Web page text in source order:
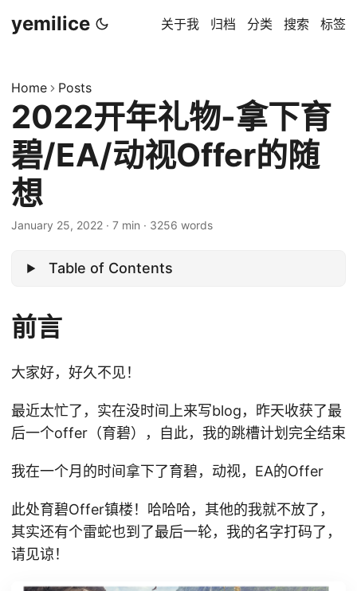
yemilice 关于我 归档 分类 搜索 标签
Home Posts
2022开年礼物-拿下育
碧/EA/动视Offer的随
想
January 25, 2022 · 7 min · 3256 words
Table of Contents
前言
大家好，好久不见！
最近太忙了，实在没时间上来写blog，昨天收获了最
后一个offer（育碧），自此，我的跳槽计划完全结束
我在一个月的时间拿下了育碧，动视，EA的Offer
此处育碧Offer镇楼！哈哈哈，其他的我就不放了，
其实还有个雷蛇也到了最后一轮，我的名字打码了，
请见谅！